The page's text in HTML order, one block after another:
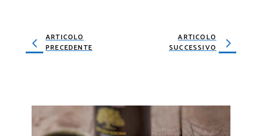
ARTICOLO
PRECEDENTE
ARTICOLO
SUCCESSIVO